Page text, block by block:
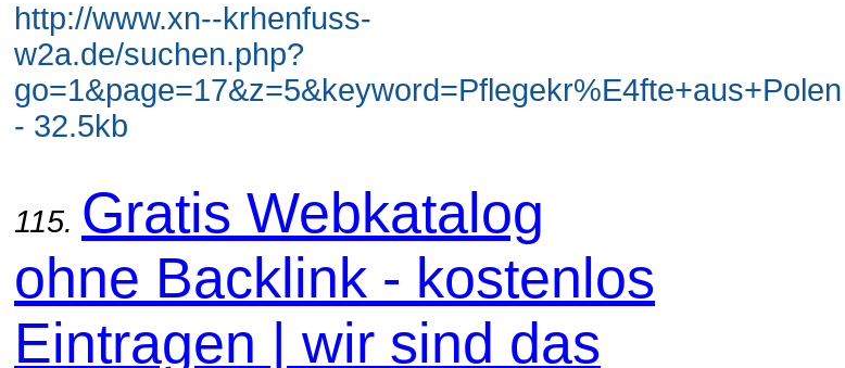
http://www.xn--krhenfuss-
w2a.de/suchen.php?
go=1&page=17&z=5&keyword=Pflegekr%E4fte+aus+Polen
- 32.5kb
115. Gratis Webkatalog
ohne Backlink - kostenlos
Eintragen | wir sind das